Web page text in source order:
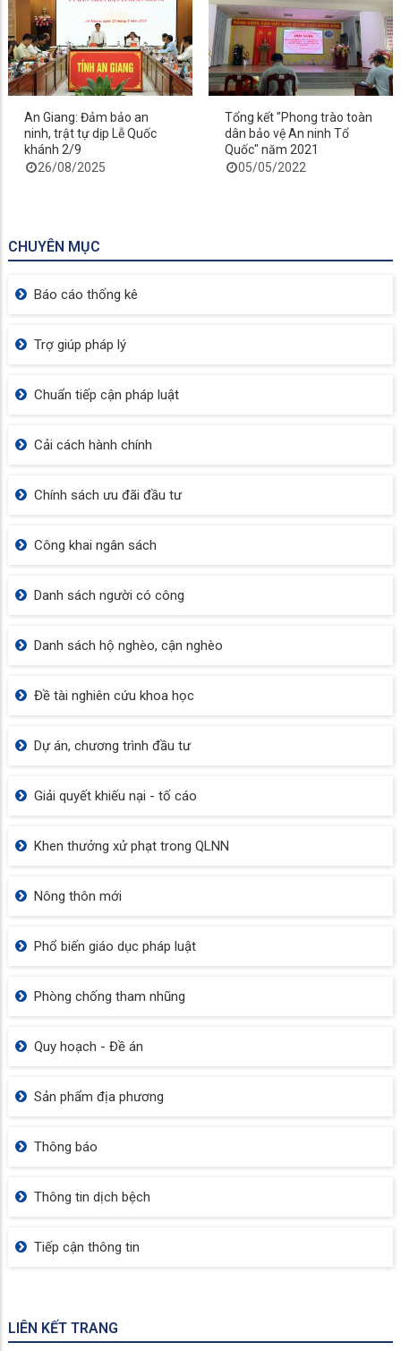
An Giang: Đảm bảo an
ninh, trật tự dịp Lễ Quốc
khánh 2/9
26/08/2025
Tổng kết "Phong trào toàn
dân bảo vệ An ninh Tổ
Quốc" năm 2021
05/05/2022
CHUYÊN MỤC
Báo cáo thống kê
Trợ giúp pháp lý
Chuẩn tiếp cận pháp luật
Cải cách hành chính
Chính sách ưu đãi đầu tư
Công khai ngân sách
Danh sách người có công
Danh sách hộ nghèo, cận nghèo
Đề tài nghiên cứu khoa học
Dự án, chương trình đầu tư
Giải quyết khiếu nại - tố cáo
Khen thưởng xử phạt trong QLNN
Nông thôn mới
Phổ biến giáo dục pháp luật
Phòng chống tham nhũng
Quy hoạch - Đề án
Sản phẩm địa phương
Thông báo
Thông tin dịch bệch
Tiếp cận thông tin
LIÊN KẾT TRANG